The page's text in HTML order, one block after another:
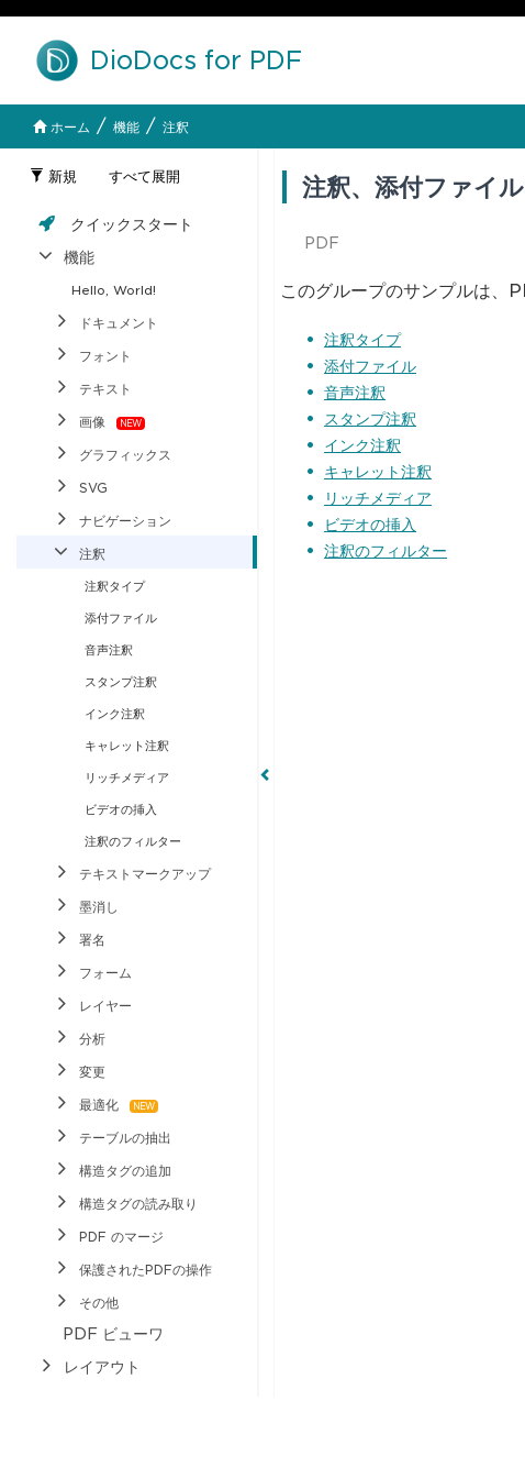
DioDocs for PDF
ホーム / 機能 / 注釈
新規 すべて展開
クイックスタート
機能
Hello, World!
ドキュメント
フォント
テキスト
画像
グラフィックス
SVG
ナビゲーション
注釈
注釈タイプ
添付ファイル
音声注釈
スタンプ注釈
インク注釈
キャレット注釈
リッチメディア
ビデオの挿入
注釈のフィルター
テキストマークアップ
墨消し
署名
フォーム
レイヤー
分析
変更
最適化
テーブルの抽出
構造タグの追加
構造タグの読み取り
PDF のマージ
保護されたPDFの操作
その他
PDF ビューワ
レイアウト
注釈、添付ファイ
PDF
このグループのサンプルは、
注釈タイプ
添付ファイル
音声注釈
スタンプ注釈
インク注釈
キャレット注釈
リッチメディア
ビデオの挿入
注釈のフィルター